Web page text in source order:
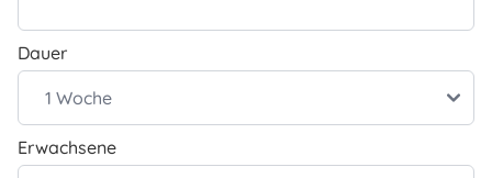
Dauer
Erwachsene